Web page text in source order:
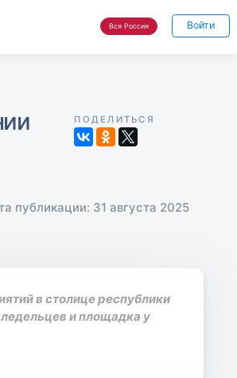
Вся Россия Войти
ПОДЕЛИТЬСЯ
публикации: 31 августа 2025
в столице республики
и площадка у